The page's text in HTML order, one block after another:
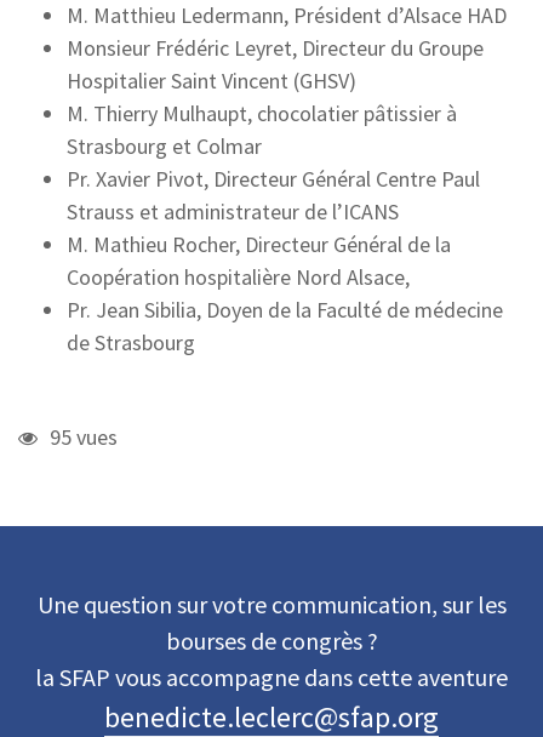
M. Matthieu Ledermann, Président d’Alsace HAD
Monsieur Frédéric Leyret, Directeur du Groupe
Hospitalier Saint Vincent (GHSV)
M. Thierry Mulhaupt, chocolatier pâtissier à
Strasbourg et Colmar
Pr. Xavier Pivot, Directeur Général Centre Paul
Strauss et administrateur de l’ICANS
M. Mathieu Rocher, Directeur Général de la
Coopération hospitalière Nord Alsace,
Pr. Jean Sibilia, Doyen de la Faculté de médecine
de Strasbourg
95 vues
Une question sur votre communication, sur les
bourses de congrès ?
la SFAP vous accompagne dans cette aventure
benedicte.leclerc@sfap.org